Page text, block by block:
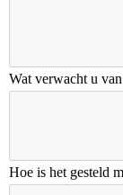
Wat verwacht u
Hoe is het gesteld